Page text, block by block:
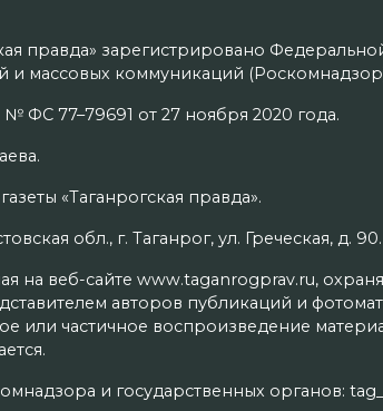
правда» зарегистрировано
и массовых коммуникаций
ФС 77–79691 от 27 ноября 2020 года.
«Таганрогская правда».
обл., г. Таганрог, ул. Греческая, д. 90.
на веб-сайте www.taganrogprav.ru,
авторов публикаций и
или частичное воспроизведение
и государственных органов: